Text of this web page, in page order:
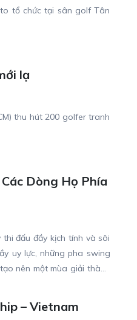
tổ chức tại sân golf Tân
lạ
thu hút 200 golfer tranh
Dòng Họ Phía
đấu đầy kịch tính và sôi
uy lực, những pha swing
nên một mùa giải thành
– Vietnam